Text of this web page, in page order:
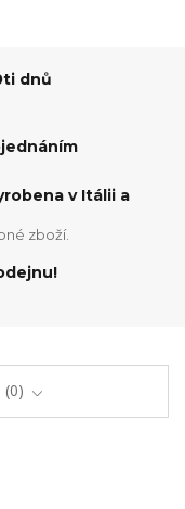
dnů
v Itálii a
zboží.
0